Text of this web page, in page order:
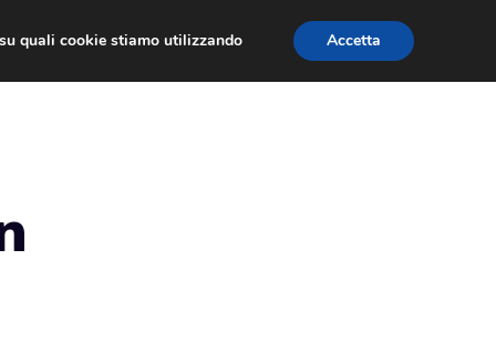
quali cookie stiamo utilizzando Accetta